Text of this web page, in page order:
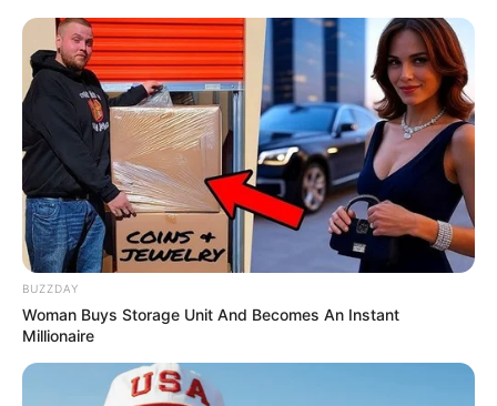
BUZZDAY
Woman Buys Storage Unit And Becomes An Instant
Millionaire